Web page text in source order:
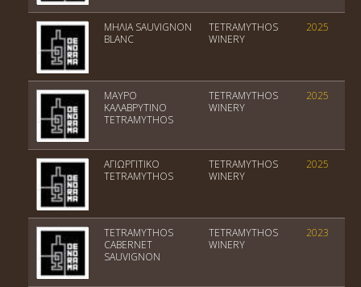
ΜΗΛΙΑ SAUVIGNON
BLANC
TETRAMYTHOS
WINERY
2025
ΜΑΥΡΟ
ΚΑΛΑΒΡΥΤΙΝΟ
TETRAMYTHOS
TETRAMYTHOS
WINERY
2025
ΑΓΙΩΡΓΙΤΙΚΟ
TETRAMYTHOS
TETRAMYTHOS
WINERY
2025
TETRAMYTHOS
CABERNET
SAUVIGNON
TETRAMYTHOS
WINERY
2023